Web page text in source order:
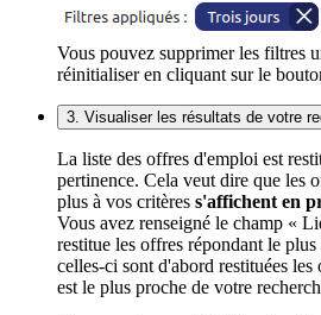
Vous pouvez supprimer les filtres
réinitialiser en cliquant sur le
3. Visualiser les résultats de votre
La liste des offres d'emploi est
pertinence. Cela veut dire que les
plus à vos critères s'affichent en
Vous avez renseigné le champ «
restitue les offres répondant le
celles-ci sont d'abord restituées
est le plus proche de votre